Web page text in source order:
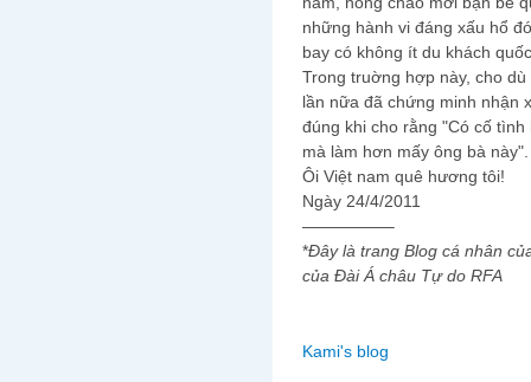
những hành vi đáng xấu hổ
bay có không ít du khách
Trong truờng hợp này, cho
lần nữa đã chứng minh nhận
đúng khi cho rằng "Có cố
mà làm hơn mấy ông bà này".
Ôi Việt nam quê hương tôi!
Ngày 24/4/2011
—————–
*Đây là trang Blog cá nhân
của Đài Á châu Tự do RFA
Kami's blog